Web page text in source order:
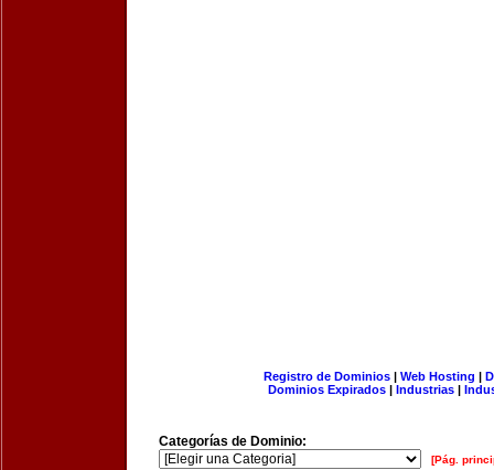
Registro de Dominios| Web Hosting |
Dominios Expirados | Industrias |
Categorías de Dominio:
[Pág.